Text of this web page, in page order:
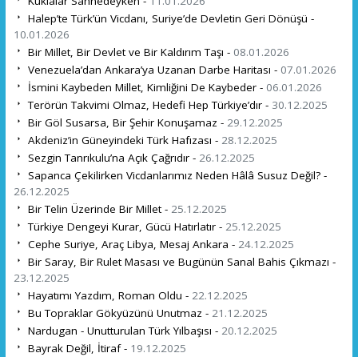
Halep’te Türk’ün Vicdanı, Suriye’de Devletin Geri Dönüşü -
10.01.2026
Bir Millet, Bir Devlet ve Bir Kaldırım Taşı - 08.01.2026
Venezuela’dan Ankara’ya Uzanan Darbe Haritası - 07.01.2026
İsmini Kaybeden Millet, Kimliğini De Kaybeder - 06.01.2026
Terörün Takvimi Olmaz, Hedefi Hep Türkiye’dır - 30.12.2025
Bir Göl Susarsa, Bir Şehir Konuşamaz - 29.12.2025
Akdeniz’in Güneyindeki Türk Hafızası - 28.12.2025
Sezgin Tanrıkulu’na Açık Çağrıdır - 26.12.2025
Sapanca Çekilirken Vicdanlarımız Neden Hâlâ Susuz Değil? -
26.12.2025
Bir Telin Üzerinde Bir Millet - 25.12.2025
Türkiye Dengeyi Kurar, Gücü Hatırlatır - 25.12.2025
Cephe Suriye, Araç Libya, Mesaj Ankara - 24.12.2025
Bir Saray, Bir Rulet Masası ve Bugünün Sanal Bahis Çıkmazı -
23.12.2025
Hayatımı Yazdım, Roman Oldu - 22.12.2025
Bu Topraklar Gökyüzünü Unutmaz - 21.12.2025
Nardugan - Unutturulan Türk Yılbaşısı - 20.12.2025
Bayrak Değil, İtiraf - 19.12.2025